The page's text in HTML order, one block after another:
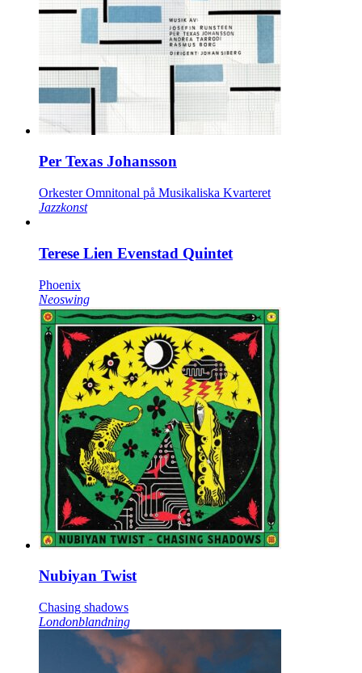
Per Texas Johansson
Orkester Omnitonal på Musikaliska Kvarteret
Jazzkonst
Terese Lien Evenstad Quintet
Phoenix
Neoswing
Nubiyan Twist
Chasing shadows
Londonblandning